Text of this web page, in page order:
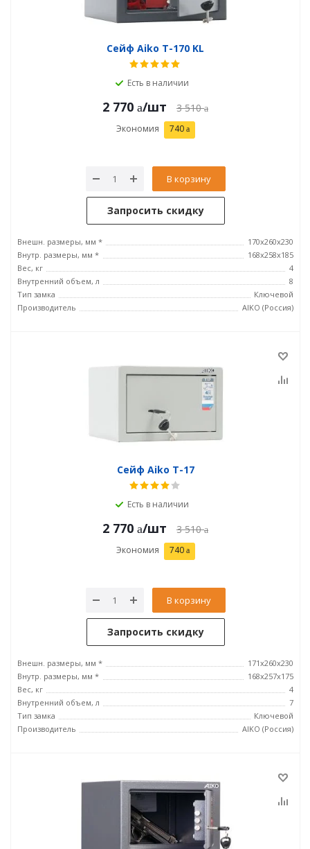
Сейф Aiko T-170 KL
Есть в наличии
2 770 /шт 3 510
Экономия 740
В корзину
Запросить скидку
Внешн. размеры, мм *
170x260x230
Внутр. размеры, мм *
168x258x185
Вес, кг
4
Внутренний объем, л
8
Тип замка
Ключевой
Производитель
AIKO (Россия)
Сейф Aiko T-17
Есть в наличии
2 770 /шт 3 510
Экономия 740
В корзину
Запросить скидку
Внешн. размеры, мм *
171x260x230
Внутр. размеры, мм *
168x257x175
Вес, кг
4
Внутренний объем, л
7
Тип замка
Ключевой
Производитель
AIKO (Россия)